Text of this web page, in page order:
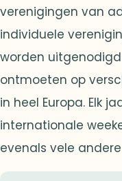
verenigingen van
individuele
worden
ontmoeten op
in heel Europa. Elk
internationale
evenals vele